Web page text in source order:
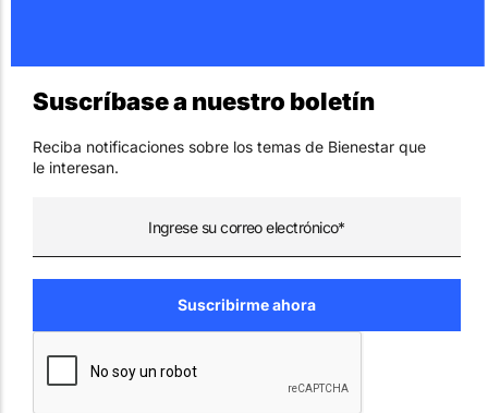
Suscríbase a nuestro boletín
Reciba notificaciones sobre los temas de Bienestar que
le interesan.